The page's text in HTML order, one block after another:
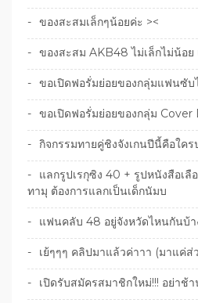
ของสะสมเล็กๆน้อยค่ะ ><
ของสะสม AKB48 ไม่เล็กไม่น้อย
ขอเปิดฟอรั่มย่อยของกลุ่มแฟนซับ
ขอเปิดฟอรั่มย่อยของกลุ่ม Cover
กิจกรรมทายคู่ชิงจังเกนปีนี้คือใคร
แลกรูปเรกุซิง 40 + รูปหนังสือเลื
ทามุ ต้องการแลกเป็นเด็กนัมบ
แฟนคลับ 48 อยู่จังหวัดไหนกันบ้า
เย้ๆๆๆ คลิปมาแล้วค่าาา (มาแค่ส่
เปิดรับสมัครสมาชิกใหม่!!! อย่าช้